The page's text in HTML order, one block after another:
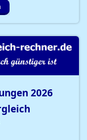
2026